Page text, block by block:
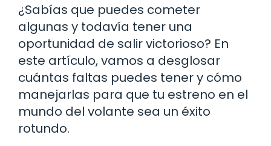
¿Sabías que puedes cometer
algunas y todavía tener una
oportunidad de salir victorioso? En
este artículo, vamos a desglosar
cuántas faltas puedes tener y cómo
manejarlas para que tu estreno en el
mundo del volante sea un éxito
rotundo.